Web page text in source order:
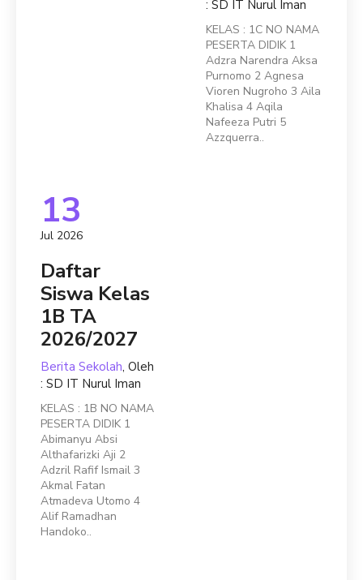
: SD IT Nurul Iman
KELAS : 1C NO NAMA
PESERTA DIDIK 1
Adzra Narendra Aksa
Purnomo 2 Agnesa
Vioren Nugroho 3 Aila
Khalisa 4 Aqila
Nafeeza Putri 5
Azzquerra..
13
Jul 2026
Daftar
Siswa Kelas
1B TA
2026/2027
Berita Sekolah, Oleh
: SD IT Nurul Iman
KELAS : 1B NO NAMA
PESERTA DIDIK 1
Abimanyu Absi
Althafarizki Aji 2
Adzril Rafif Ismail 3
Akmal Fatan
Atmadeva Utomo 4
Alif Ramadhan
Handoko..